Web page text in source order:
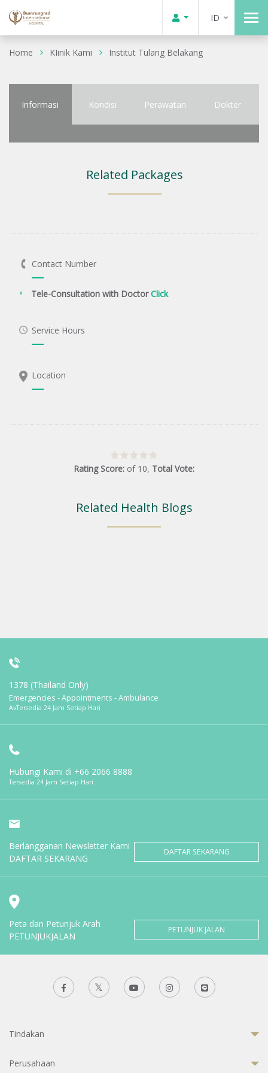
ID
Home KIinik Kami Institut Tulang Belakang
Informasi Kondisi Perawatan Dokter
Related Packages
Contact Number
Tele-Consultation with DoctorClick
Service Hours
Location
Rating Score: of 10, Total Vote:
Related Health Blogs
1378 (Thailand Only)
Emergencies - Appointments - Ambulance
AvTersedia 24 Jam Setiap Hari
Hubungi Kami di +66 2066 8888
Tersedia 24 Jam Setiap Hari
Berlangganan Newsletter Kami
DAFTAR SEKARANG
DAFTAR SEKARANG
Peta dan Petunjuk Arah
PETUNJUKJALAN
PETUNJUK JALAN
Tindakan
Perusahaan